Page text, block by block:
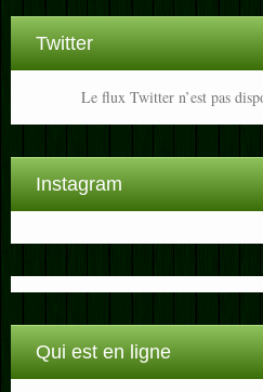
Twitter
Le flux Twitter n’est pas
Instagram
Qui est en ligne